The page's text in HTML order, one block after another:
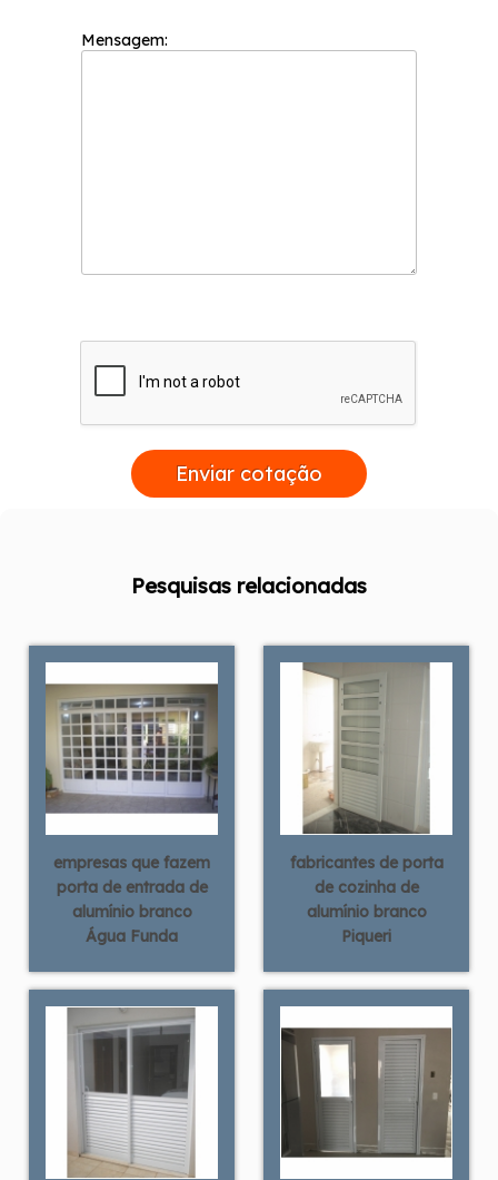
Mensagem:
Enviar cotação
Pesquisas relacionadas
empresas que fazem
porta de entrada de
alumínio branco
Água Funda
fabricantes de porta
de cozinha de
alumínio branco
Piqueri